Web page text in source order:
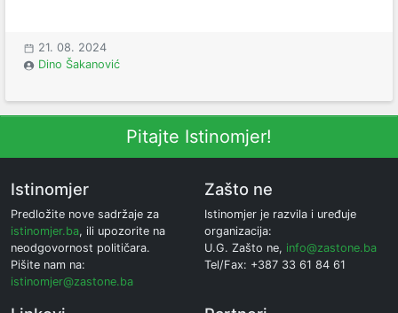
21. 08. 2024
Dino Šakanović
Pitajte Istinomjer!
Istinomjer
Predložite nove sadržaje za
istinomjer.ba, ili upozorite na
neodgovornost političara.
Pišite nam na:
istinomjer@zastone.ba
Zašto ne
Istinomjer je razvila i uređuje
organizacija:
U.G. Zašto ne, info@zastone.ba
Tel/Fax: +387 33 61 84 61